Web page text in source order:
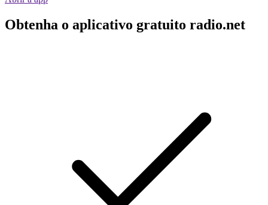
Obtenha o aplicativo gratuito radio.net